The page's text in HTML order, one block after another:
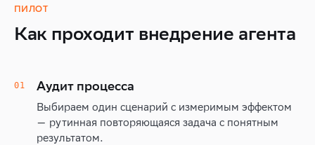
ПИЛОТ
Как проходит внедрение агента
01 Аудит процесса
Выбираем один сценарий с измеримым эффектом
— рутинная повторяющаяся задача с понятным
результатом.